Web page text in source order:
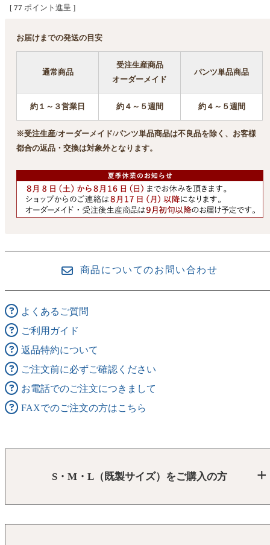
[ 77 ポイント進呈 ]
お届けまでの発送の目安
通常商品
受注生産商品
オーダーメイド
パンツ単品商品
約１～３営業日 約４～５週間 約４～５週間
※受注生産/オーダーメイド/パンツ単品商品は不良品を除く、お客様
都合の返品・交換は対象外となります。
商品についてのお問い合わせ
よくあるご質問
ご利用ガイド
返品特約について
ご注文前に必ずご確認ください
お電話でのご注文につきまして
FAXでのご注文の方はこちら
S・M・L（既製サイズ）をご購入の方